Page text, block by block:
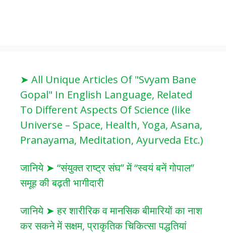
➤ All Unique Articles Of "Svyam Bane
Gopal" In English Language, Related
To Different Aspects Of Science (like
Universe – Space, Health, Yoga, Asana,
Pranayama, Meditation, Ayurveda Etc.)
जानिये ➤ “संयुक्त राष्ट्र संघ” में “स्वयं बनें गोपाल”
समूह की बढ़ती भागीदारी
जानिये ➤ हर शारीरिक व मानसिक बीमारियों का नाश
कर सकने में सक्षम, प्राकृतिक चिकित्सा पद्धतियां